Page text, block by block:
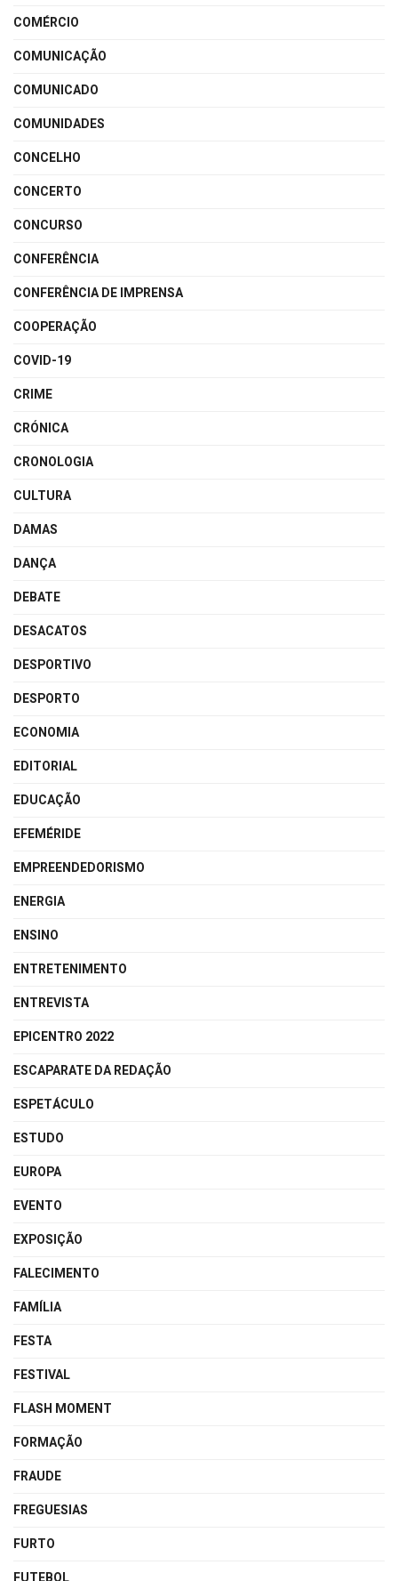
COMÉRCIO
COMUNICAÇÃO
COMUNICADO
COMUNIDADES
CONCELHO
CONCERTO
CONCURSO
CONFERÊNCIA
CONFERÊNCIA DE IMPRENSA
COOPERAÇÃO
COVID-19
CRIME
CRÓNICA
CRONOLOGIA
CULTURA
DAMAS
DANÇA
DEBATE
DESACATOS
DESPORTIVO
DESPORTO
ECONOMIA
EDITORIAL
EDUCAÇÃO
EFEMÉRIDE
EMPREENDEDORISMO
ENERGIA
ENSINO
ENTRETENIMENTO
ENTREVISTA
EPICENTRO 2022
ESCAPARATE DA REDAÇÃO
ESPETÁCULO
ESTUDO
EUROPA
EVENTO
EXPOSIÇÃO
FALECIMENTO
FAMÍLIA
FESTA
FESTIVAL
FLASH MOMENT
FORMAÇÃO
FRAUDE
FREGUESIAS
FURTO